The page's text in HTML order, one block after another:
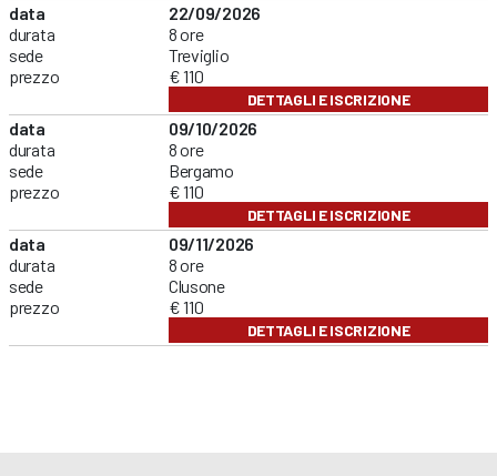
data
durata
sede
prezzo
22/09/2026
8 ore
Treviglio
€ 110
DETTAGLI E ISCRIZIONE
data
durata
sede
prezzo
09/10/2026
8 ore
Bergamo
€ 110
DETTAGLI E ISCRIZIONE
data
durata
sede
prezzo
09/11/2026
8 ore
Clusone
€ 110
DETTAGLI E ISCRIZIONE